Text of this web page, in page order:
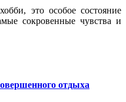
это особое состояние
сокровенные чувства и
отдыха